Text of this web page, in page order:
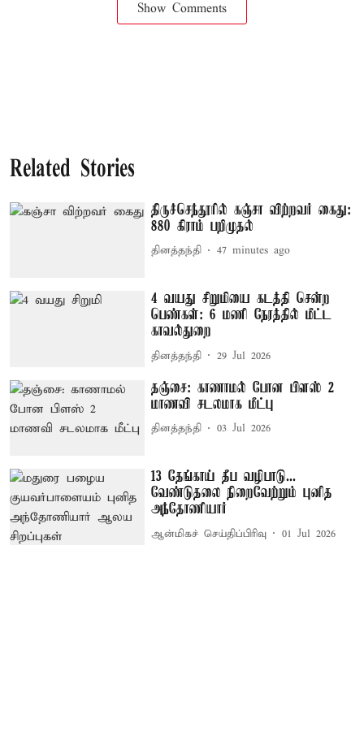
Show Comments
Related Stories
திருச்செந்தூரில் கஞ்சா விற்றவர் கைது:
880 கிராம் பறிமுதல்
தினத்தந்தி 47 minutes ago
4 வயது சிறுமியை கடத்தி சென்ற
பெண்கள்: 6 மணி நேரத்தில் மீட்ட
காவல்துறை
தினத்தந்தி 29 Jul 2026
தஞ்சை: காணாமல் போன பிளஸ் 2
மாணவி சடலமாக மீட்பு
தினத்தந்தி 03 Jul 2026
13 தேங்காய் தீப வழிபாடு...
வேண்டுதலை நிறைவேற்றும் புனித
அந்தோணியார்
ஆன்மிகச் செய்திப்பிரிவு 01 Jul 2026